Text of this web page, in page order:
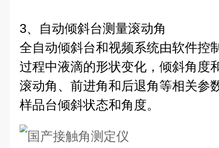
3、自动倾斜台测量滚动角
全自动倾斜台和视频系统由软件控
过程中液滴的形状变化，倾斜角度
滚动角、前进角和后退角等相关参
样品台倾斜状态和角度。